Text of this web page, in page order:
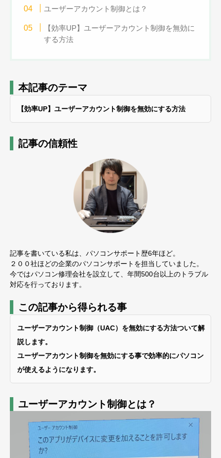
ユーザーアカウント制御とは？
【効率UP】ユーザーアカウント制御を無効に
する方法
本記事のテーマ
【効率UP】ユーザーアカウント制御を無効にする方法
記事の信頼性
記事を書いている私は、パソコンサポート歴6年ほど。
２００社ほどの企業のパソコンサポートを担当していました。
今ではパソコン修理会社を設立して、年間500台以上のトラブル
対応を行っております。
この記事から得られる事
ユーザーアカウント制御（UAC）を無効にする方法ついて解
説します。
ユーザーアカウント制御を無効にする事で効率的にパソコン
が使えるようになります。
ユーザーアカウント制御とは？